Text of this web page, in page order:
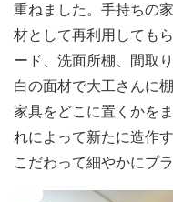
重ねました。手持ちの
材として再利用しても
ード、洗面所棚、間取
白の面材で大工さんに
家具をどこに置くかを
れによって新たに造作
こだわって細やかにプ